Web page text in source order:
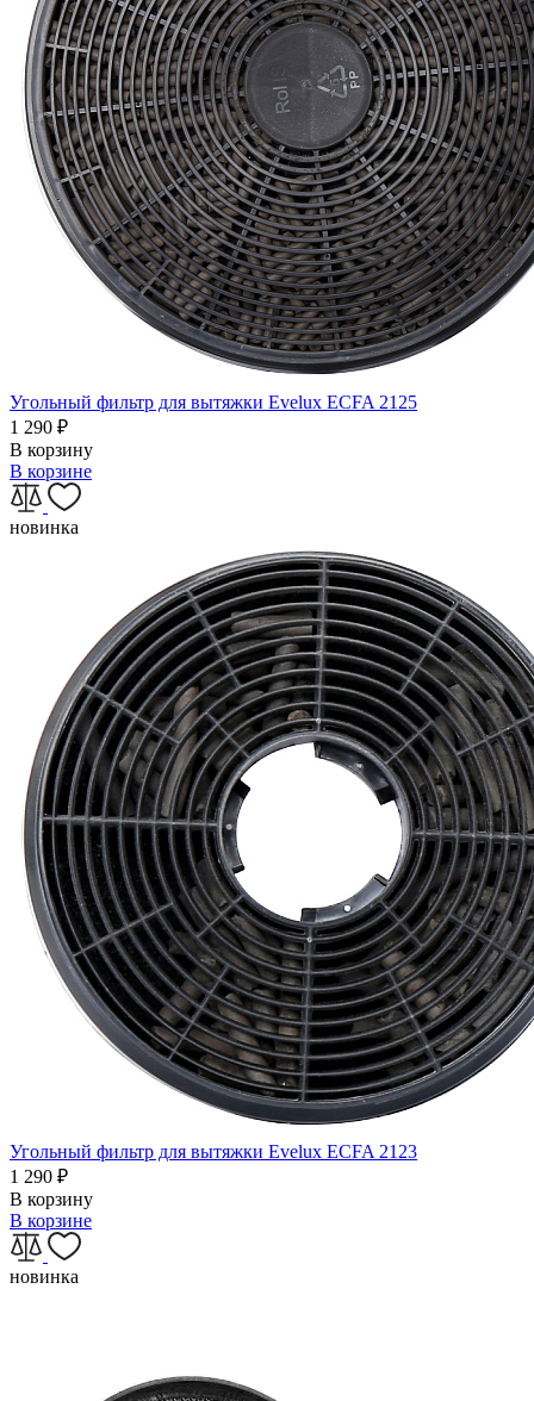
Угольный фильтр для вытяжки Evelux ECFA 2125
1 290 ₽
В корзину
В корзине
новинка
Угольный фильтр для вытяжки Evelux ECFA 2123
1 290 ₽
В корзину
В корзине
новинка